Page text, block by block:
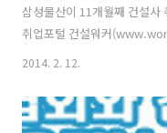
삼성물산이 11개월째 건설사
취업포털 건설워커
설사 취업인기순위(건설워커
월째 1위를 기록 중이다. 또
설), 삼우종합건축사사무소(
2014. 2. 12.